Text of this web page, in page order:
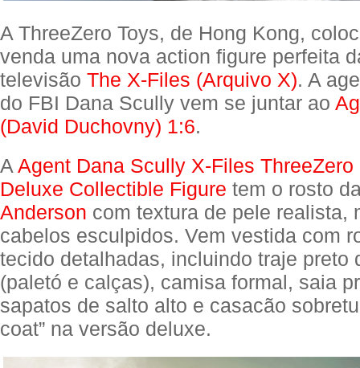
A ThreeZero Toys, de Hong Kong,
venda uma nova action figure perfeita
televisão The X-Files (Arquivo X). A
do FBI Dana Scully vem se juntar ao
(David Duchovny) 1:6.
A Agent Dana Scully X-Files
Deluxe Collectible Figure tem o rosto
Anderson com textura de pele realista,
cabelos esculpidos. Vem vestida com
tecido detalhadas, incluindo traje preto
(paletó e calças), camisa formal, saia
sapatos de salto alto e casacão
coat” na versão deluxe.